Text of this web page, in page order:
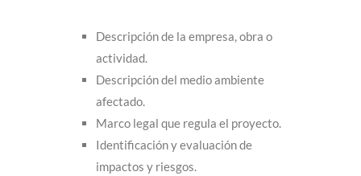
Descripción de la empresa, obra o
actividad.
Descripción del medio ambiente
afectado.
Marco legal que regula el proyecto.
Identificación y evaluación de
impactos y riesgos.